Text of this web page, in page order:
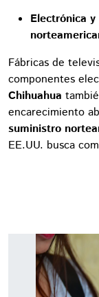
Electrónica
Fábricas de
componentes
Chihuahua
encarecimiento
suministro
EE.UU. busca